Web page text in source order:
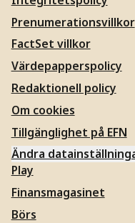
Prenumerationsvillkor
FactSet villkor
Värdepapperspolicy
Redaktionell policy
Om cookies
Tillgänglighet på EFN
Ändra
Play
Finansmagasinet
Börs